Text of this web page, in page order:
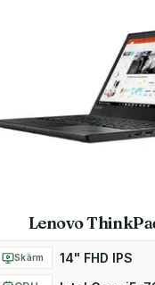
Lenovo
Skärm 14" FHD IPS